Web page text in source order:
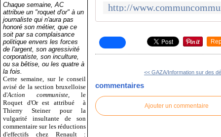
Chaque semaine, AC
attribue un "roquet d'or" à un
journaliste qui n'aura pas
honoré son métier, que ce
soit par sa complaisance
politique envers les forces
de l'argent, son agressivité
corporatiste, son inculture,
ou sa bêtise, ou les quatre à
la fois.
Cette semaine, sur le conseil
avisé de la section bruxelloise
d'Action communiste , le
Roquet d'Or est attribué
à
Thierry Steiner pour la
vulgarité insultante de son
commentaire sur les réductions
d'effectifs chez Renault :
<< GAZA/Information sur des
commentaires
Ajouter un commentaire